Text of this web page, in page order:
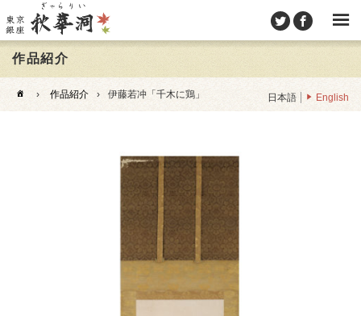
作品紹介
› 作品紹介 › 伊藤若冲「千木に鶏」 日本語 English